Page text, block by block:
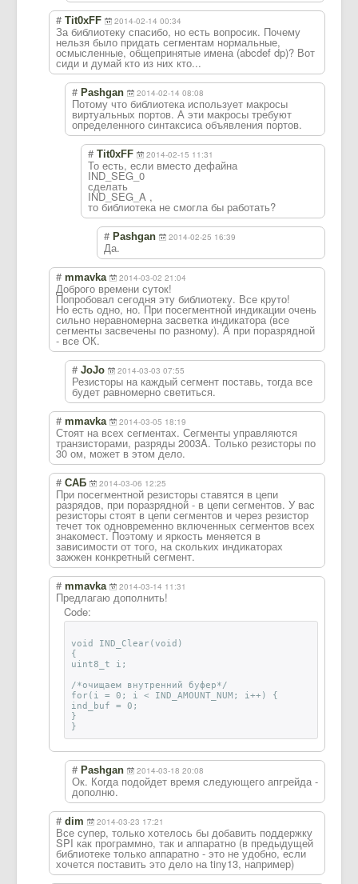
# Tit0xFF 2014-02-14 00:34
За библиотеку спасибо, но есть вопросик. Почему
нельзя было придать сегментам нормальные,
осмысленные, общепринятые имена (abcdef dp)? Вот
сиди и думай кто из них кто...
# Pashgan 2014-02-14 08:08
Потому что библиотека использует макросы
виртуальных портов. А эти макросы требуют
определенного синтаксиса объявления портов.
# Tit0xFF 2014-02-15 11:31
То есть, если вместо дефайна
IND_SEG_0
сделать
IND_SEG_A ,
то библиотека не смогла бы работать?
# Pashgan 2014-02-25 16:39
Да.
# mmavka 2014-03-02 21:04
Доброго времени суток!
Попробовал сегодня эту библиотеку. Все круто!
Но есть одно, но. При посегментной индикации очень
сильно неравномерна засветка индикатора (все
сегменты засвечены по разному). А при поразрядной
- все ОК.
# JoJo 2014-03-03 07:55
Резисторы на каждый сегмент поставь, тогда все
будет равномерно светиться.
# mmavka 2014-03-05 18:19
Стоят на всех сегментах. Сегменты управляются
транзисторами, разряды 2003A. Только резисторы по
30 ом, может в этом дело.
# САБ 2014-03-06 12:25
При посегментной резисторы ставятся в цепи
разрядов, при поразрядной - в цепи сегментов. У вас
резисторы стоят в цепи сегментов и через резистор
течет ток одновременно включенных сегментов всех
знакомест. Поэтому и яркость меняется в
зависимости от того, на скольких индикаторах
зажжен конкретный сегмент.
# mmavka 2014-03-14 11:31
Предлагаю дополнить!
Code:
void IND_Clear(void)
{
uint8_t i;
/*очищаем внутренний буфер*/
for(i = 0; i < IND_AMOUNT_NUM; i++) {
ind_buf = 0;
}
}
# Pashgan 2014-03-18 20:08
Ок. Когда подойдет время следующего апгрейда -
дополню.
# dim 2014-03-23 17:21
Все супер, только хотелось бы добавить поддержку
SPI как программно, так и аппаратно (в предыдущей
библиотеке только аппаратно - это не удобно, если
хочется поставить это дело на tiny13, например)